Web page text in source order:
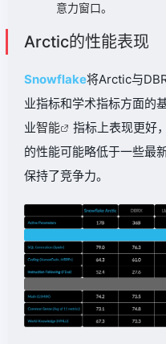
意力窗口。
Arctic的性能表现
Snowflake将Arctic与
业指标和学术指标方面的
业智能
指标上表现更好
的性能可能略低于一些最
保持了竞争力。